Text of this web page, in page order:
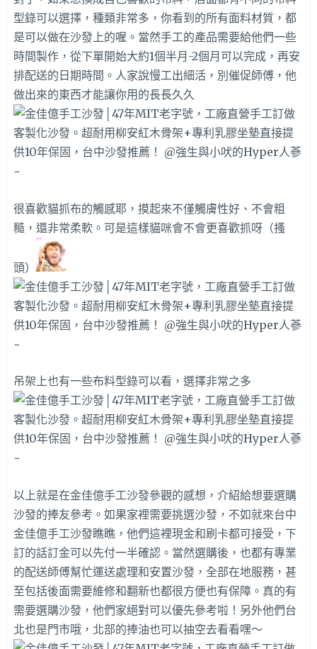
型錄可以選擇，種類非常多，你看到的所有面料材質，都
是可以做在沙發上的喔。當然手工的產品需要給他們一些
時間製作，從下單開始大約1個半月-2個月可以完成，再安
排配送的日期時間。人家說慢工出細活，別催促師傅，他
做出來的東西才能讓你用的長長久久
很喜歡貓抓布的觸感耶，摸起來不僅觸膚性好、不會粗
糙，還非常柔軟。可是這樣貓咪會不會更喜歡抓呀（搔
頭）
吊架上也有一些布料型錄可以看，選擇非常之多
以上就是在金佳億手工沙發參觀的感想，介紹給想要選購
沙發的捧友參考。如果家裡需要挑選沙發，不如就來台中
金佳億手工沙發瞧瞧，他們這裡現金和刷卡都可接受，下
訂的話訂金可以先付一半確認。當然選購後，也都有專業
的配送師傅幫忙運送處理和安置沙發，全部在地服務，甚
至包括後面需要維修和翻新也都很方便也有保障。真的有
需要選購沙發，他們家絕對可以優先參考啦！另外他們台
北也是門市哦，北部的捧油也可以抽空去看看嘿～